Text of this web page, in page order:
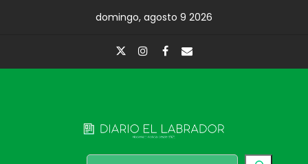
domingo, agosto 9 2026
Buscar